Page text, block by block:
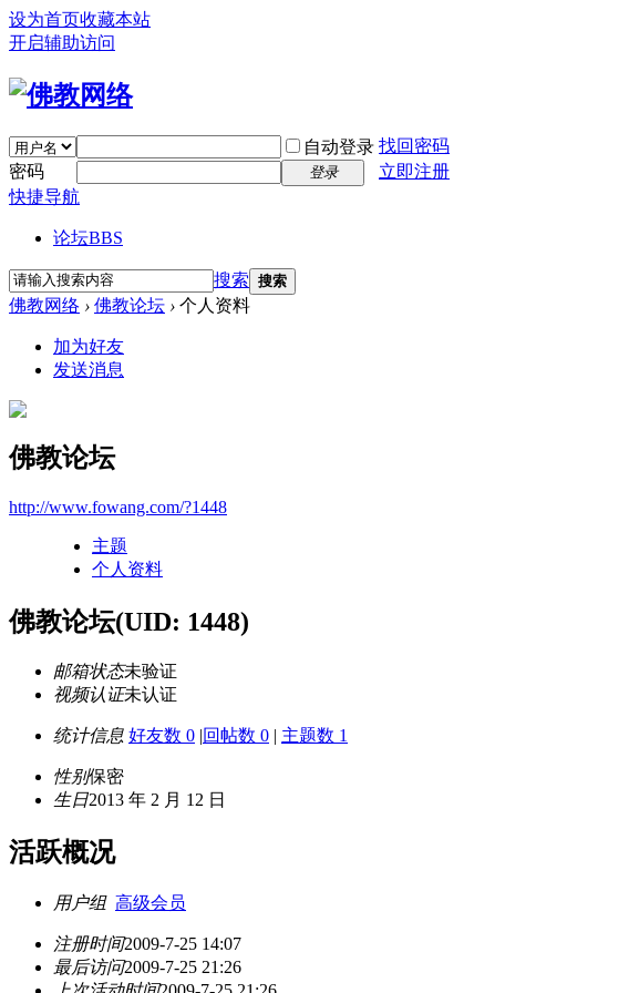
设为首页收藏本站
开启辅助访问
自动登录 找回密码
密码
登录
立即注册
快捷导航
论坛BBS
搜索 搜索
佛教网络 › 佛教论坛 › 个人资料
加为好友
发送消息
佛教论坛
http://www.fowang.com/?1448
主题
个人资料
佛教论坛(UID: 1448)
邮箱状态未验证
视频认证未认证
统计信息 好友数 0 |回帖数 0 | 主题数 1
性别保密
生日2013 年 2 月 12 日
活跃概况
用户组 高级会员
注册时间2009-7-25 14:07
最后访问2009-7-25 21:26